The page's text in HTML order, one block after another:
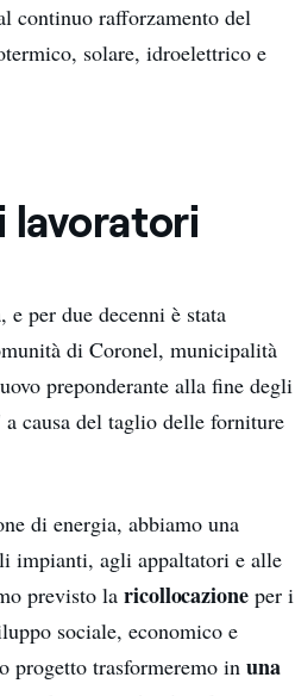
continuo rafforzamento del
solare, idroelettrico e
lavoratori
per due decenni è stata
di Coronel, municipalità
preponderante alla fine degli
causa del taglio delle forniture
di energia, abbiamo una
impianti, agli appaltatori e alle
previsto laricollocazioneper i
sociale, economico e
progetto trasformeremo inuna